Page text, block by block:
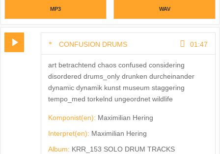
MP3 WAV
CONFUSION DRUMS 01:47
art betrachtend chaos confused considering
disordered drums_only drunken durcheinander
dynamic dynamik kunst museum staggering
tempo_med torkelnd ungeordnet wildlife
Komponist(en): Maximilian Hering
Interpret(en): Maximilian Hering
Album: KRR_153 SOLO DRUM TRACKS